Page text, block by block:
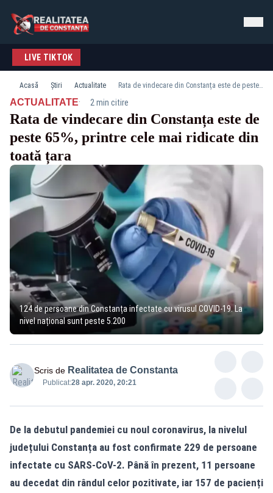
LIVE TIKTOK
Acasă Știri Actualitate Rata de vindecare din Constanța este de peste 65%, printre cele mai ridicate din toată țara
ACTUALITATE· 2 min citire
Rata de vindecare din Constanța este de
peste 65%, printre cele mai ridicate din
toată țara
124 de persoane din Constanța infectate cu virusul COVID-19. La
nivel național sunt peste 5.200
Scris de Realitatea de Constanta
Publicat:28 apr. 2020, 20:21
De la debutul pandemiei cu noul coronavirus, la nivelul
județului Constanța au fost confirmate 229 de persoane
infectate cu SARS-CoV-2. Până în prezent, 11 persoane
au decedat din rândul celor pozitivate, iar 157 de pacienți